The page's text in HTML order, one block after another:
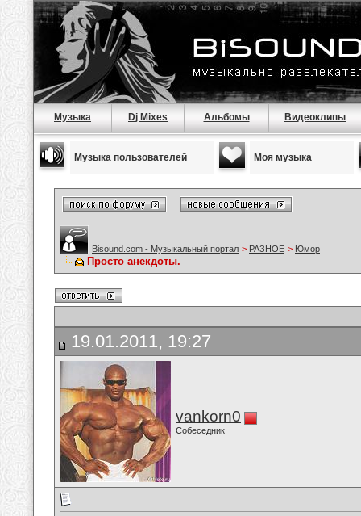
Музыка Dj Mixes Альбомы Видеоклипы
Музыка пользователей Моя музыка
Bisound.com - Музыкальный портал > РАЗНОЕ > Юмор
Просто анекдоты.
19.01.2011, 19:27
vankorn0
Собеседник